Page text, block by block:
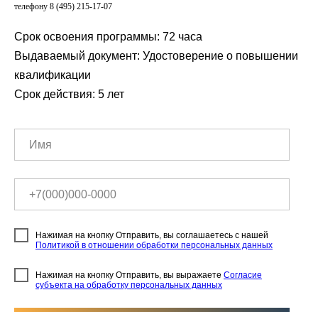
телефону 8 (495) 215-17-07
Срок освоения программы: 72 часа
Выдаваемый документ: Удостоверение о повышении
квалификации
Срок действия: 5 лет
Нажимая на кнопку Отправить, вы соглашаетесь с нашей
Политикой в отношении обработки персональных данных
Нажимая на кнопку Отправить, вы выражаете Согласие
субъекта на обработку персональных данных